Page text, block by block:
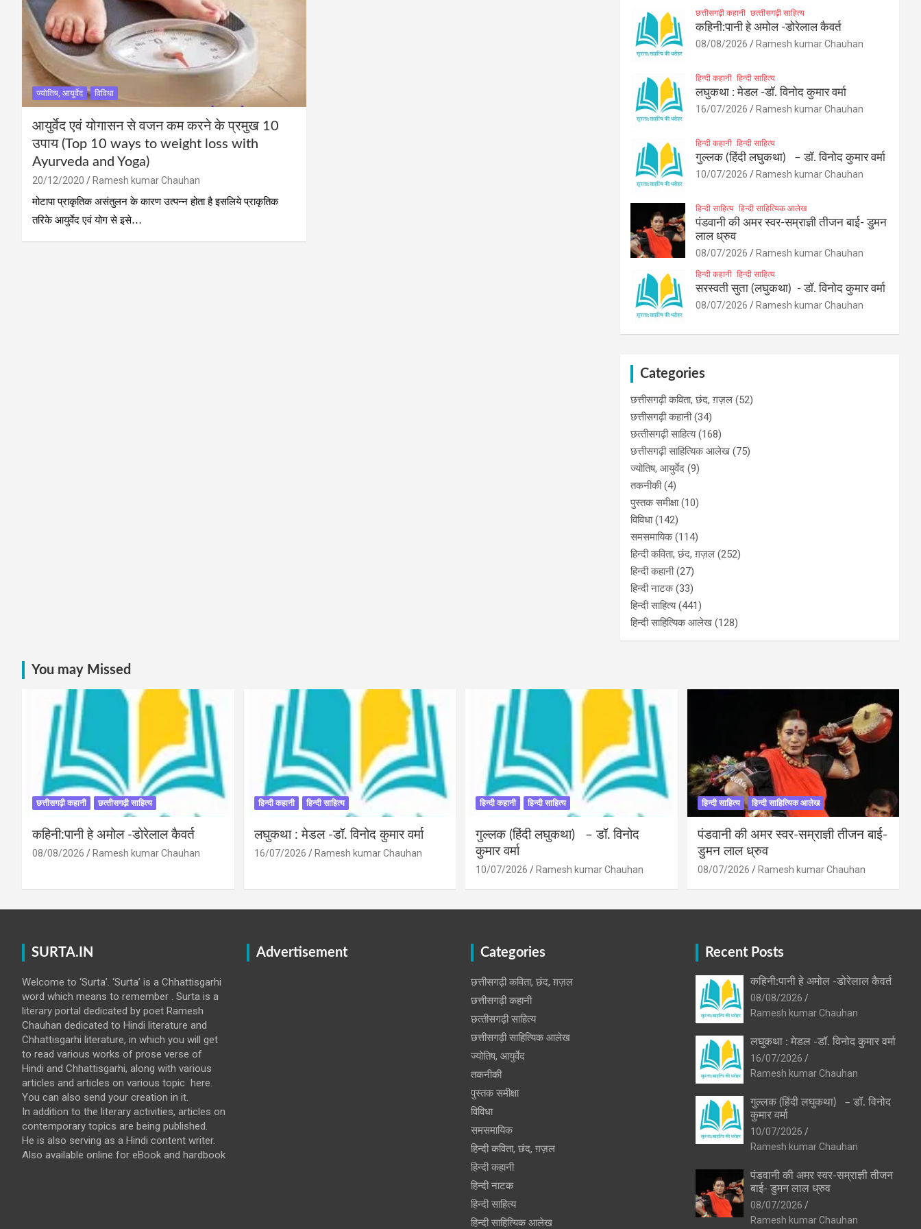
ज्योतिष, आयुर्वेद विविधा
आयुर्वेद एवं योगासन से वजन कम करने के प्रमुख 10
उपाय (Top 10 ways to weight loss with
Ayurveda and Yoga)
20/12/2020
Ramesh kumar Chauhan
मोटापा प्राकृतिक असंतुलन के कारण उत्‍पन्‍न होता है इसलिये प्राकृतिक
तरिके आयुर्वेद एवं योग से इसे…
छत्तीसगढ़ी कहानी छत्‍तीसगढ़ी साहित्‍य
कहिनी:पानी हे अमोल -डोरेलाल कैवर्त
08/08/2026 Ramesh kumar Chauhan
हिन्दी कहानी हिन्दी साहित्य
लघुकथा : मेडल -डॉ. विनोद कुमार वर्मा
16/07/2026 Ramesh kumar Chauhan
हिन्दी कहानी हिन्दी साहित्य
गुल्लक (हिंदी लघुकथा) – डॉ. विनोद कुमार वर्मा
10/07/2026 Ramesh kumar Chauhan
हिन्दी साहित्य हिन्दी साहित्यिक आलेख
पंडवानी की अमर स्वर-सम्राज्ञी तीजन बाई- डुमन
लाल ध्रुव
08/07/2026 Ramesh kumar Chauhan
हिन्दी कहानी हिन्दी साहित्य
सरस्वती सुता (लघुकथा) ​- डॉ. विनोद कुमार वर्मा
08/07/2026 Ramesh kumar Chauhan
Categories
छत्तीसगढ़ी कविता, छंद, ग़ज़ल (52)
छत्तीसगढ़ी कहानी(34)
छत्‍तीसगढ़ी साहित्‍य(168)
छत्तीसगढ़ी साहित्यिक आलेख (75)
ज्योतिष, आयुर्वेद (9)
तकनीकी(4)
पुस्‍तक समीक्षा(10)
विविधा(142)
समसमायिक(114)
हिन्दी कविता, छंद, ग़ज़ल (252)
हिन्दी कहानी(27)
हिन्‍दी नाटक(33)
हिन्दी साहित्य(441)
हिन्दी साहित्यिक आलेख (128)
You may Missed
छत्तीसगढ़ी कहानी छत्‍तीसगढ़ी साहित्‍य
कहिनी:पानी हे अमोल -डोरेलाल कैवर्त
08/08/2026 Ramesh kumar Chauhan
हिन्दी कहानी हिन्दी साहित्य
लघुकथा : मेडल -डॉ. विनोद कुमार वर्मा
16/07/2026 Ramesh kumar Chauhan
हिन्दी कहानी हिन्दी साहित्य
गुल्लक (हिंदी लघुकथा) – डॉ. विनोद
कुमार वर्मा
10/07/2026 Ramesh kumar Chauhan
हिन्दी साहित्य हिन्दी साहित्यिक आलेख
पंडवानी की अमर स्वर-सम्राज्ञी तीजन बाई-
डुमन लाल ध्रुव
08/07/2026 Ramesh kumar Chauhan
SURTA.IN
Welcome to ‘Surta’. ‘Surta’ is a Chhattisgarhi
word which means to remember . Surta is a
literary portal dedicated by poet Ramesh
Chauhan dedicated to Hindi literature and
Chhattisgarhi literature, in which you will get
to read various works of prose verse of
Hindi and Chhattisgarhi, along with various
articles and articles on various topic here.
You can also send your creation in it.
In addition to the literary activities, articles on
contemporary topics are being published.
He is also serving as a Hindi content writer.
Also available online for eBook and hardbook
Advertisement Categories
छत्तीसगढ़ी कविता, छंद, ग़ज़ल
छत्तीसगढ़ी कहानी
छत्‍तीसगढ़ी साहित्‍य
छत्तीसगढ़ी साहित्यिक आलेख
ज्योतिष, आयुर्वेद
तकनीकी
पुस्‍तक समीक्षा
विविधा
समसमायिक
हिन्दी कविता, छंद, ग़ज़ल
हिन्दी कहानी
हिन्‍दी नाटक
हिन्दी साहित्य
हिन्दी साहित्यिक आलेख
Recent Posts
कहिनी:पानी हे अमोल -डोरेलाल कैवर्त
08/08/2026
Ramesh kumar Chauhan
लघुकथा : मेडल -डॉ. विनोद कुमार वर्मा
16/07/2026
Ramesh kumar Chauhan
गुल्लक (हिंदी लघुकथा) – डॉ. विनोद
कुमार वर्मा
10/07/2026
Ramesh kumar Chauhan
पंडवानी की अमर स्वर-सम्राज्ञी तीजन
बाई- डुमन लाल ध्रुव
08/07/2026
Ramesh kumar Chauhan